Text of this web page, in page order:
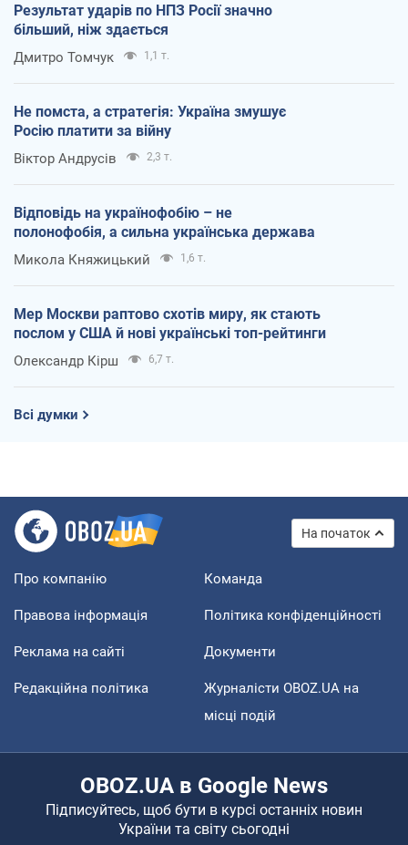
Результат ударів по НПЗ Росії значно
більший, ніж здається
Дмитро Томчук 1,1 т.
Не помста, а стратегія: Україна змушує
Росію платити за війну
Віктор Андрусів 2,3 т.
Відповідь на українофобію – не
полонофобія, а сильна українська держава
Микола Княжицький 1,6 т.
Мер Москви раптово схотів миру, як стають
послом у США й нові українські топ-рейтинги
Олександр Кірш 6,7 т.
Всі думки
На початок
Про компанію Команда
Правова інформація Політика конфіденційності
Реклама на сайті Документи
Редакційна політика
Журналісти OBOZ.UA на
місці подій
OBOZ.UA в Google News
Підписуйтесь, щоб бути в курсі останніх новин
України та світу сьогодні